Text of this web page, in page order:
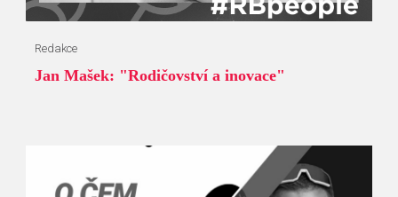
Redakce
Jan Mašek: "Rodičovství a inovace"